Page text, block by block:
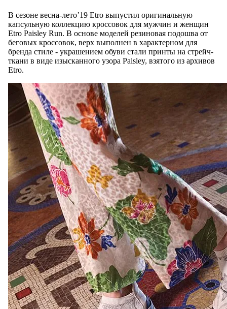
В сезоне весна-лето’19 Etro выпустил оригинальную
капсульную коллекцию кроссовок для мужчин и женщин
Etro Paisley Run. В основе моделей резиновая подошва от
беговых кроссовок, верх выполнен в характерном для
бренда стиле - украшением обуви стали принты на стрейч-
ткани в виде изысканного узора Paisley, взятого из архивов
Etro.